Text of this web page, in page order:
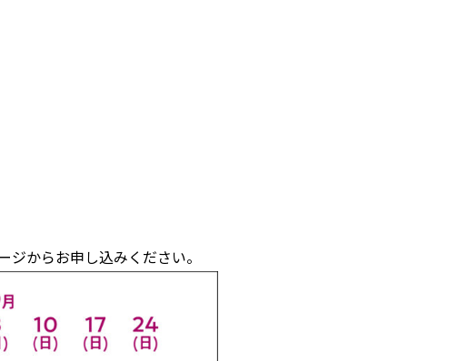
からお申し込みください。